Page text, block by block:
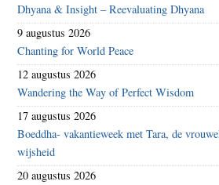
Dhyana & Insight – Reevaluating Dhyana
9 augustus 2026
Chanting for World Peace
12 augustus 2026
Wandering the Way of Perfect Wisdom
17 augustus 2026
Boeddha- vakantieweek met Tara, de
wijsheid
20 augustus 2026